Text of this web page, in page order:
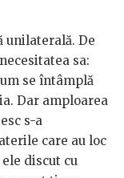
unilaterală. De
sa:
se întâmplă
Dar amploarea
s-a
care au loc
discut cu